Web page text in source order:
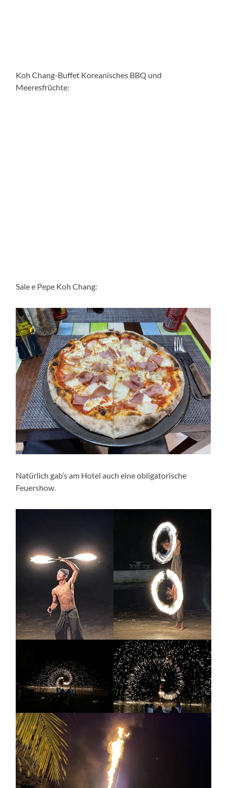
Koh Chang-Buffet Koreanisches BBQ und
Meeresfrüchte:
Sale e Pepe Koh Chang:
Natürlich gab’s am Hotel auch eine obligatorische
Feuershow.